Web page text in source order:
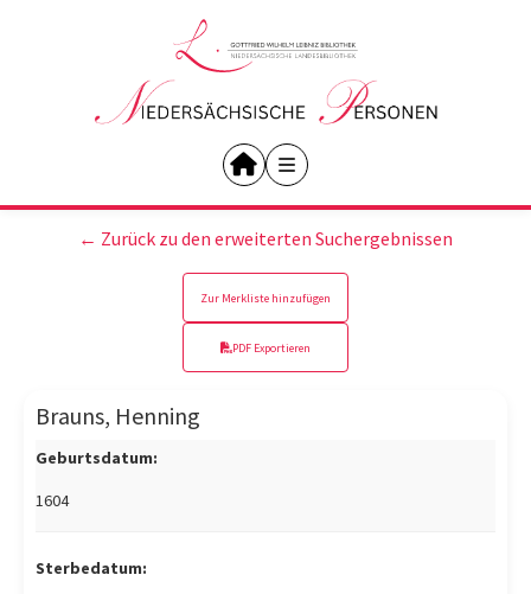
← Zurück zu den erweiterten Suchergebnissen
Zur Merkliste hinzufügen
PDF Exportieren
Brauns, Henning
Geburtsdatum:
1604
Sterbedatum: